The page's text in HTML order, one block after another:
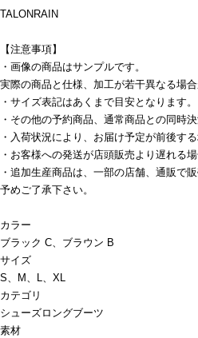
TALONRAIN
【注意事項】
・画像の商品はサンプルです。
実際の商品と仕様、加工が若干異なる場合
・サイズ表記はあくまで目安となります。
・その他の予約商品、通常商品との同時決
・入荷状況により、お届け予定が前後する
・お客様への発送が店頭販売より遅れる場
・追加生産商品は、一部の店舗、通販で
予めご了承下さい。
カラー
ブラック C、ブラウン B
サイズ
S、M、L、XL
カテゴリ
シューズロングブーツ
素材